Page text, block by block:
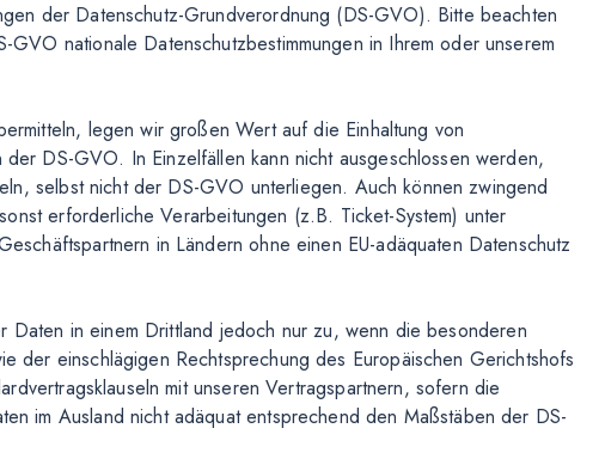
der Datenschutz-Grundverordnung (DS-GVO). Bitte beachten
nationale Datenschutzbestimmungen in Ihrem oder unserem
legen wir großen Wert auf die Einhaltung von
DS-GVO. In Einzelfällen kann nicht ausgeschlossen werden,
selbst nicht der DS-GVO unterliegen. Auch können zwingend
erforderliche Verarbeitungen (z.B. Ticket-System) unter
in Ländern ohne einen EU-adäquaten Datenschutz
Daten in einem Drittland jedoch nur zu, wenn die besonderen
der einschlägigen Rechtsprechung des Europäischen Gerichtshofs
mit unseren Vertragspartnern, sofern die
im Ausland nicht adäquat entsprechend den Maßstäben der DS-